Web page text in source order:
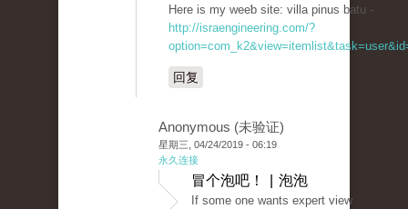
Hеre is my weeƅ site: villa pinuѕ batu -
http://israengineering.com/?
回复
Anonymous (未验证)
星期三, 04/24/2019 - 06:19
永久连接
冒个泡吧！ | 泡泡
If some one wants expert view